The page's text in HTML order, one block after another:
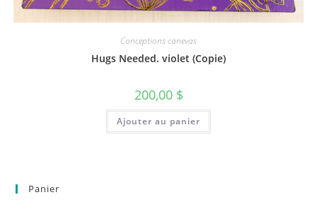
Conceptions canevas
Hugs Needed. violet (Copie)
200,00 $
Ajouter au panier
Panier